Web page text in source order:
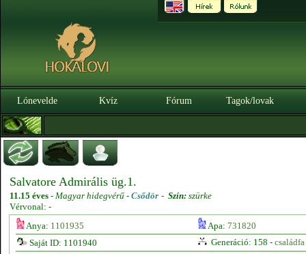
Lónevelde Kvíz Fórum Tagok/lovak
Salvatore Admirális üg.1.
11.15 éves - Magyar hidegvérű - Csődör - Szín: szürke
Vérvonal: -
Anya: 1101935 Apa: 731820
Saját ID: 1101940
Generáció: 158 - családfa